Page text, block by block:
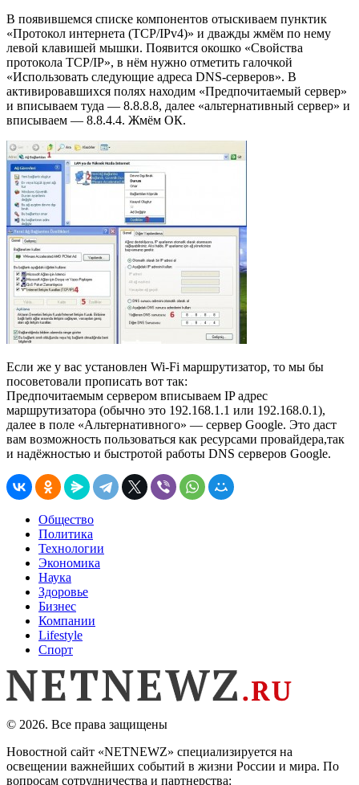
В появившемся списке компонентов отыскиваем пунктик
«Протокол интернета (TCP/IPv4)» и дважды жмём по нему
левой клавишей мышки. Появится окошко «Свойства
протокола TCP/IP», в нём нужно отметить галочкой
«Использовать следующие адреса DNS-серверов». В
активировавшихся полях находим «Предпочитаемый сервер»
и вписываем туда — 8.8.8.8, далее «альтернативный сервер» и
вписываем — 8.8.4.4. Жмём ОК.
Если же у вас установлен Wi-Fi маршрутизатор, то мы бы
посоветовали прописать вот так:
Предпочитаемым сервером вписываем IP адрес
маршрутизатора (обычно это 192.168.1.1 или 192.168.0.1),
далее в поле «Альтернативного» — сервер Google. Это даст
вам возможность пользоваться как ресурсами провайдера,так
и надёжностью и быстротой работы DNS серверов Google.
Общество
Политика
Технологии
Экономика
Наука
Здоровье
Бизнес
Компании
Lifestyle
Спорт
© 2026. Все права защищены
Новостной сайт «NETNEWZ» специализируется на
освещении важнейших событий в жизни России и мира. По
вопросам сотрудничества и партнерства: